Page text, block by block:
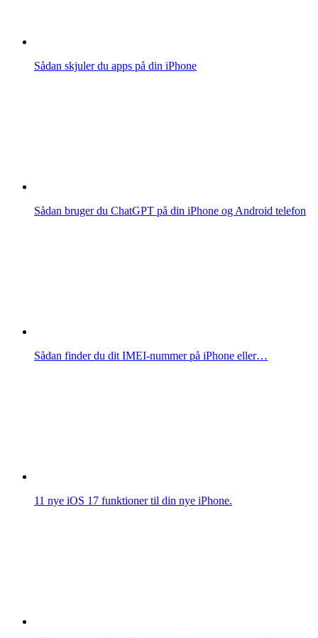
Sådan skjuler du apps på din iPhone
Sådan bruger du ChatGPT på din iPhone og Android telefon
Sådan finder du dit IMEI-nummer på iPhone eller…
11 nye iOS 17 funktioner til din nye iPhone.